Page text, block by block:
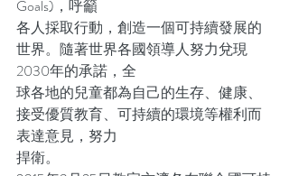
Goals)，呼籲
各人採取行動，創造一個可持續發展的
世界。隨著世界各國領導人努力兌現
2030年的承諾，全
球各地的兒童都為自己的生存、健康、
接受優質教育、可持續的環境等權利而
表達意見，努力
捍衛。